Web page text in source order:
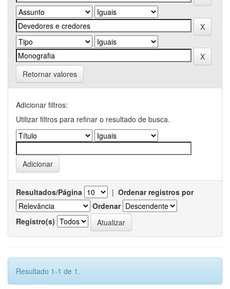
Retornar valores
Adicionar filtros:
Utilizar filtros para refinar o resultado de busca.
Resultados/Página | Ordenar registros por
Ordenar
Registro(s)
Resultado 1-1 de 1.